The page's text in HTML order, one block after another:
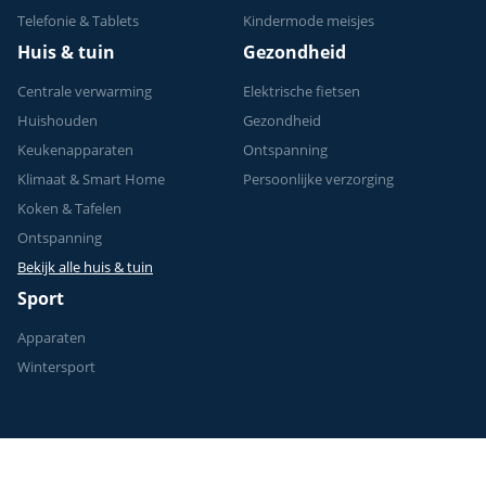
Telefonie & Tablets
Kindermode meisjes
Huis & tuin
Centrale verwarming
Huishouden
Keukenapparaten
Klimaat & Smart Home
Koken & Tafelen
Ontspanning
Bekijk alle huis & tuin
Gezondheid
Elektrische fietsen
Gezondheid
Ontspanning
Persoonlijke verzorging
Sport
Apparaten
Wintersport